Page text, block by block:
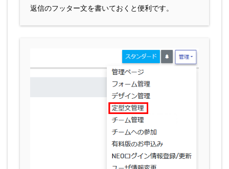
返信のフッター文を書いておくと便利です。